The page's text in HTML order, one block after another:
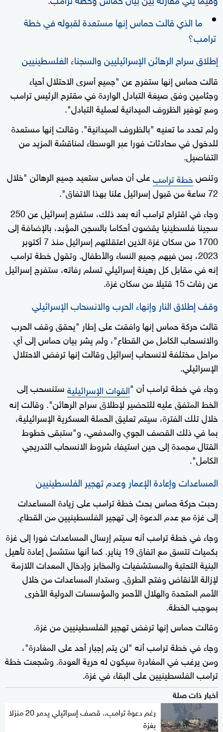
ما الذي قالت حماس إنها مستعدة لقبوله في خطة
ترامب؟
إطلاق سراح الرهائن الإسرائيليين والسجناء الفلسطينيين
قالت حماس إنها ستفرج عن "جميع أسرى الاحتلال أحياء
وجثامين وفق صيغة التبادل الواردة في مقترح الرئيس ترامب
ومع توفير الظروف الميدانية لعملية التبادل".
ولم تحدد ما تعنيه "بالظروف الميدانية". وقالت إنها مستعدة
للدخول في محادثات فورا عبر الوسطاء لمناقشة المزيد من
التفاصيل.
وتنصخطة ترامبعلى أن حماس ستعيد جميع الرهائن "خلال
72 ساعة من قبول إسرائيل علنا بهذا الاتفاق".
وجاء في اقتراح ترامب أنه بعد ذلك، ستفرج إسرائيل عن 250
سجينا فلسطينيا يقضون أحكاما بالسجن المؤبد، بالإضافة إلى
1700 من سكان غزة الذين اعتقلتهم إسرائيل منذ 7 أكتوبر
2023، بمن فيهم جميع النساء والأطفال. وتقول خطة ترامب
إنه في مقابل كل رهينة إسرائيلي تسلم رفاته، ستفرج إسرائيل
عن رفات 15 قتيلا من سكان غزة.
وقف إطلاق النار وإنهاء الحرب والانسحاب الإسرائيلي
قالت حركة حماس إنها وافقت على إطار "يحقق وقف الحرب
والانسحاب الكامل من القطاع"، ولم يشر بيان حماس إلى أي
مراحل مختلفة لانسحاب إسرائيل وقالت إنها ترفض الاحتلال
الإسرائيلي.
وجاء في خطة ترامب أن "القوات الإسرائيليةستنسحب إلى
الخط المتفق عليه للتحضير لإطلاق سراح الرهائن". وقالت إنه
خلال تلك الفترة، سيتم تعليق الحملة العسكرية الإسرائيلية،
بما في ذلك القصف الجوي والمدفعي، و"ستبقى خطوط
القتال مجمدة إلى حين استيفاء شروط الانسحاب التدريجي
الكامل".
المساعدات وإعادة الإعمار وعدم تهجير الفلسطينيين
رحبت حركة حماس بحث خطة ترامب على زيادة المساعدات
إلى غزة مع عدم الدعوة إلى تهجير الفلسطينيين من القطاع.
وجاء في خطة ترامب أنه سيتم إرسال المساعدات فورا إلى غزة
بكميات تتسق مع اتفاق 19 يناير. كما أنها ستشمل إعادة تأهيل
البنية التحتية والمستشفيات والمخابز وإدخال المعدات اللازمة
لإزالة الأنقاض وفتح الطرق. وستدار المساعدات من خلال
الأمم المتحدة والهلال الأحمر والمؤسسات الدولية الأخرى
بموجب الخطة.
وقالت حماس إنها ترفض تهجير الفلسطينيين من غزة.
وجاء في خطة ترامب أنه "لن يتم إجبار أحد على المغادرة"،
ومن يرغب في المغادرة سيكون له حرية العودة. وشجعت خطة
ترامب الفلسطينيين على البقاء في غزة.
أخبار ذات صلة
رغم دعوة ترامب.. قصف إسرائيلي يدمر 20 منزلا
بغزة